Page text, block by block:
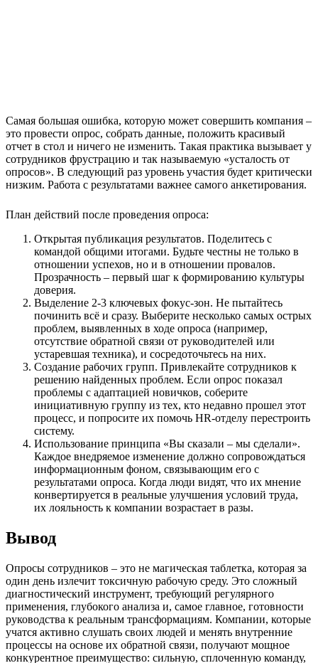
Самая большая ошибка, которую может совершить компания –
это провести опрос, собрать данные, положить красивый
отчет в стол и ничего не изменить. Такая практика вызывает у
сотрудников фрустрацию и так называемую «усталость от
опросов». В следующий раз уровень участия будет критически
низким. Работа с результатами важнее самого анкетирования.
План действий после проведения опроса:
Открытая публикация результатов. Поделитесь с
командой общими итогами. Будьте честны не только в
отношении успехов, но и в отношении провалов.
Прозрачность – первый шаг к формированию культуры
доверия.
Выделение 2-3 ключевых фокус-зон. Не пытайтесь
починить всё и сразу. Выберите несколько самых острых
проблем, выявленных в ходе опроса (например,
отсутствие обратной связи от руководителей или
устаревшая техника), и сосредоточьтесь на них.
Создание рабочих групп. Привлекайте сотрудников к
решению найденных проблем. Если опрос показал
проблемы с адаптацией новичков, соберите
инициативную группу из тех, кто недавно прошел этот
процесс, и попросите их помочь HR-отделу перестроить
систему.
Использование принципа «Вы сказали – мы сделали».
Каждое внедряемое изменение должно сопровождаться
информационным фоном, связывающим его с
результатами опроса. Когда люди видят, что их мнение
конвертируется в реальные улучшения условий труда,
их лояльность к компании возрастает в разы.
Вывод
Опросы сотрудников – это не магическая таблетка, которая за
один день излечит токсичную рабочую среду. Это сложный
диагностический инструмент, требующий регулярного
применения, глубокого анализа и, самое главное, готовности
руководства к реальным трансформациям. Компании, которые
учатся активно слушать своих людей и менять внутренние
процессы на основе их обратной связи, получают мощное
конкурентное преимущество: сильную, сплоченную команду,